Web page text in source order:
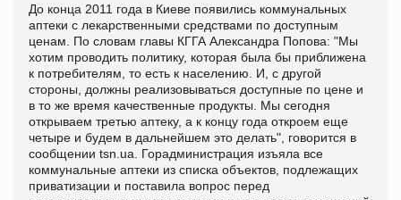
До конца 2011 года в Киеве появились коммунальных
аптеки с лекарственными средствами по доступным
ценам. По словам главы КГГА Александра Попова: "Мы
хотим проводить политику, которая была бы приближена
к потребителям, то есть к населению. И, с другой
стороны, должны реализовываться доступные по цене и
в то же время качественные продукты. Мы сегодня
открываем третью аптеку, а к концу года откроем еще
четыре и будем в дальнейшем это делать", говорится в
сообщении tsn.ua. Горадминистрация изъяла все
коммунальные аптеки из списка объектов, подлежащих
приватизации и поставила вопрос перед